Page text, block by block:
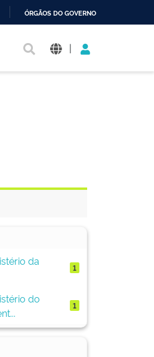
ÓRGÃOS DO GOVERNO
|
da
1
do
1